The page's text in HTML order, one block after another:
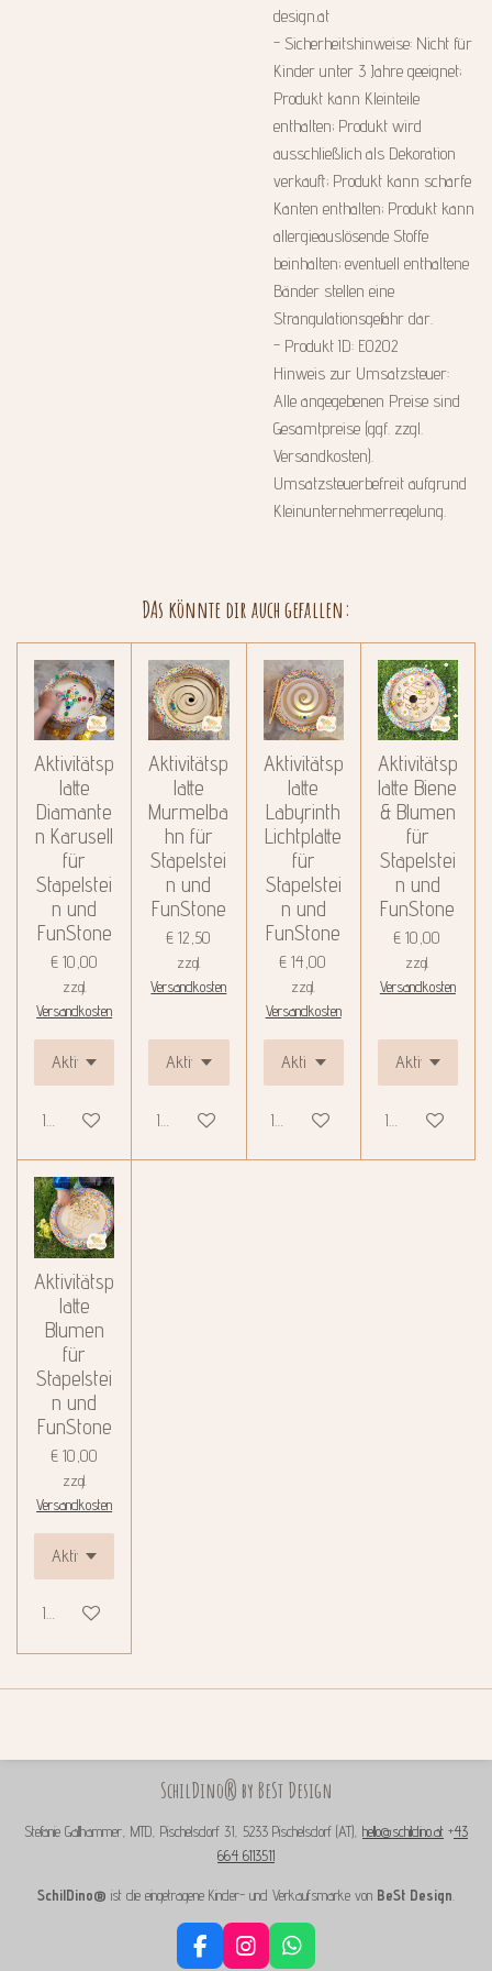
design.at
- Sicherheitshinweise: Nicht für
Kinder unter 3 Jahre geeignet;
Produkt kann Kleinteile
enthalten; Produkt wird
ausschließlich als Dekoration
verkauft; Produkt kann scharfe
Kanten enthalten; Produkt kann
allergieauslösende Stoffe
beinhalten; eventuell enthaltene
Bänder stellen eine
Strangulationsgefahr dar.
- Produkt ID: E0202
Hinweis zur Umsatzsteuer:
Alle angegebenen Preise sind
Gesamtpreise (ggf. zzgl.
Versandkosten).
Umsatzsteuerbefreit aufgrund
Kleinunternehmerregelung.
DAs könnte dir auch gefallen:
Aktivitätsp
latte
Diamante
n Karusell
für
Stapelstei
n und
FunStone
€ 10,00
zzgl.
Versandkosten
In den Warenkorb
Aktivitätsp
latte
Murmelba
hn für
Stapelstei
n und
FunStone
€ 12,50
zzgl.
Versandkosten
In den Warenkorb
Aktivitätsp
latte
Labyrinth
Lichtplatte
für
Stapelstei
n und
FunStone
€ 14,00
zzgl.
Versandkosten
In den Warenkorb
Aktivitätsp
latte Biene
& Blumen
für
Stapelstei
n und
FunStone
€ 10,00
zzgl.
Versandkosten
In den
Aktivitätsp
latte
Blumen
für
Stapelstei
n und
FunStone
€ 10,00
zzgl.
Versandkosten
In den Warenkorb
SchilDino® by BeSt Design
Stefanie Gallhammer, MTD, Pischelsdorf 31, 5233 Pischelsdorf (AT), hello@schildino.at +43
664 6113511
SchilDino® ist die eingetragene Kinder- und Verkaufsmarke von BeSt Design
F
I
W